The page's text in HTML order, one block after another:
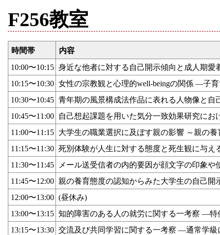
F256教室
時間帯
内容
10:00〜10:15 身近な他者に対する自己開示傾向と成人期
10:15〜10:30 女性の宗教観と心理的well-beingの関係 ―子
10:30〜10:45 青年期の風景構成法作品に表れる人物像と自
10:45〜11:00
自己想起課題を用いた気分一致効果研究に
11:00〜11:15
大学生の職業選択に及ぼす親の影響 ～親の
11:15〜11:30 死別体験が人生に対する態度と死生観に与え
11:30〜11:45
メール送受信者の内的要因が顔文字の印象
11:45〜12:00
親の養育態度の認知からみた大学生の自己開
12:00〜13:00 (昼休み)
13:00〜13:15 知的障害のある人の就労に関する一考察 ―
13:15〜13:30 交流及び共同学習に関する一考察 ―通常学